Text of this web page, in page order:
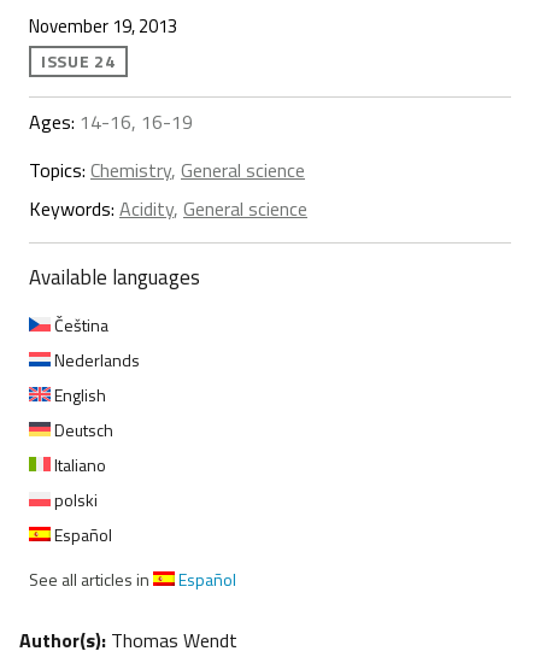
November 19, 2013
ISSUE 24
Ages: 14-16, 16-19
Topics: Chemistry, General science
Keywords: Acidity, General science
Available languages
Čeština
Nederlands
English
Deutsch
Italiano
polski
Español
See all articles in
Español
Author(s): Thomas Wendt